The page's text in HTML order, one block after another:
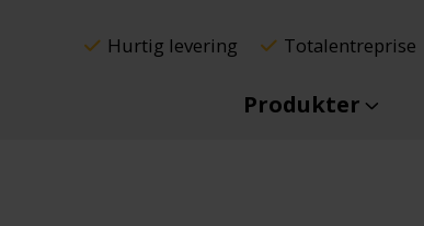
Hurtig levering Totalentreprise
Produkter